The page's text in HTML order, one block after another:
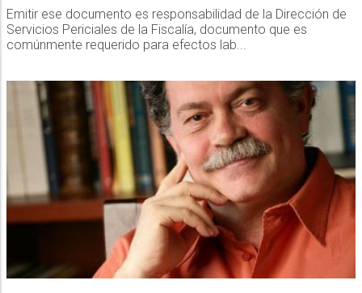
Emitir ese documento es responsabilidad de la Dirección de
Servicios Periciales de la Fiscalía, documento que es
comúnmente requerido para efectos lab...